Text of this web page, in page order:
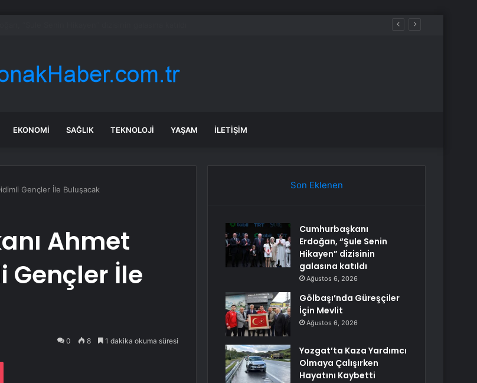
EKONOMI SAĞLIK TEKNOLOJI YAŞAM İLETIŞIM
Gençler İle Buluşacak
Ahmet
Gençler İle
0 8 1 dakika okuma süresi
Pocket
Son Eklenen
Cumhurbaşkanı
Erdoğan, “Şule Senin
Hikayen” dizisinin
galasına katıldı
Ağustos 6, 2026
Gölbaşı’nda Güreşçiler
İçin Mevlit
Ağustos 6, 2026
Yozgat’ta Kaza Yardımcı
Olmaya Çalışırken
Hayatını Kaybetti